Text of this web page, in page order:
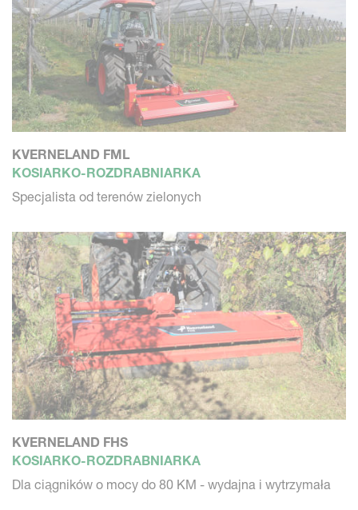
KVERNELAND FML
KOSIARKO-ROZDRABNIARKA
Specjalista od terenów zielonych
KVERNELAND FHS
KOSIARKO-ROZDRABNIARKA
Dla ciągników o mocy do 80 KM - wydajna i wytrzymała